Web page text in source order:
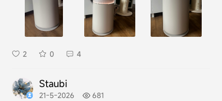
2 0 4
Staubi
21-5-2026 681